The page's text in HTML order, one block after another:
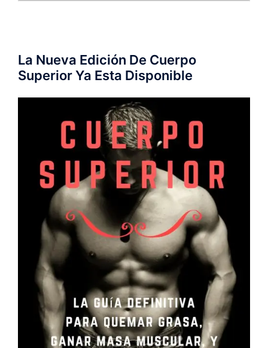
La Nueva Edición De Cuerpo
Superior Ya Esta Disponible